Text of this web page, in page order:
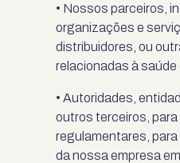
• Nossos parceiros,
organizações e
distribuidores, ou
relacionadas à
• Autoridades,
outros terceiros, para
regulamentares,
da nossa empresa